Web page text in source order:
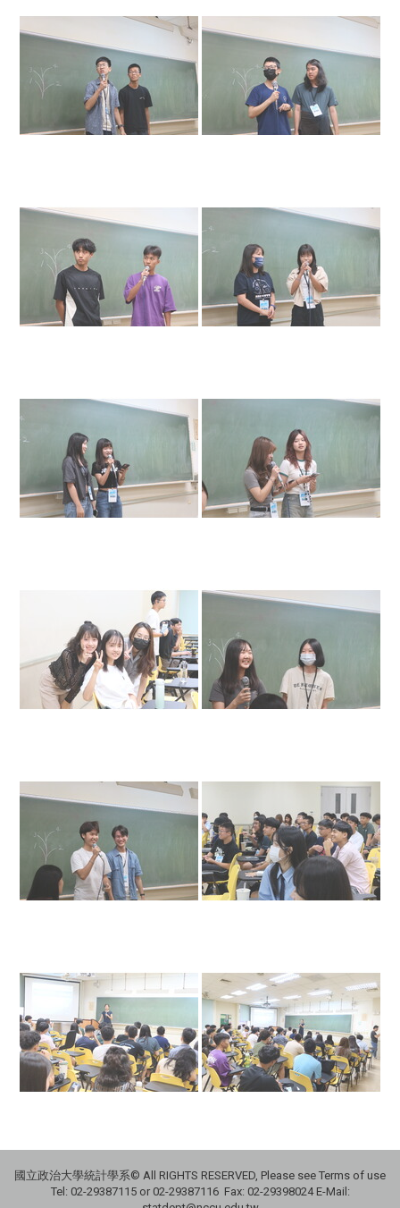
國立政治大學統計學系© All RIGHTS RESERVED, Please see Terms of use
Tel: 02-29387115 or 02-29387116 Fax: 02-29398024 E-Mail: